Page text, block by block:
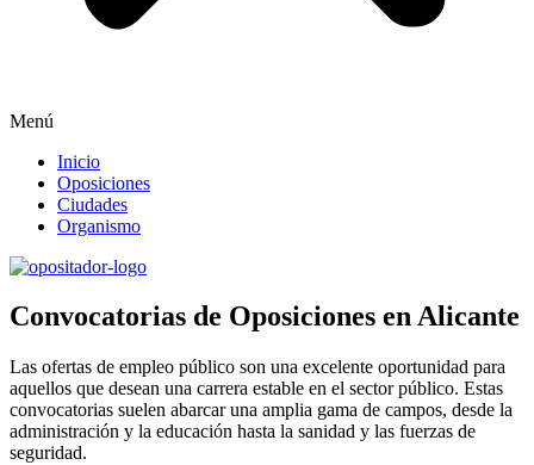
Menú
Inicio
Oposiciones
Ciudades
Organismo
Convocatorias de Oposiciones en Alicante
Las ofertas de empleo público son una excelente oportunidad para
aquellos que desean una carrera estable en el sector público. Estas
convocatorias suelen abarcar una amplia gama de campos, desde la
administración y la educación hasta la sanidad y las fuerzas de
seguridad.